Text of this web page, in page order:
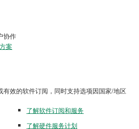
协作
案
有效的软件订阅，同时支持选项因国家/地区
了解软件订阅和服务
了解硬件服务计划